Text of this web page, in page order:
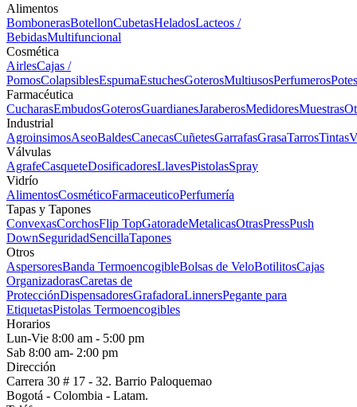
Alimentos
BombonerasBotellonCubetasHeladosLacteos /
BebidasMultifuncional
Cosmética
AirlesCajas /
PomosColapsiblesEspumaEstuchesGoterosMultiusosPerfumerosPotes
Farmacéutica
CucharasEmbudosGoterosGuardianesJaraberosMedidoresMuestras
Industrial
AgroinsimosAseoBaldesCanecasCuñetesGarrafasGrasaTarrosTintas
Válvulas
AgrafeCasqueteDosificadoresLlavesPistolasSpray
Vidrío
AlimentosCosméticoFarmaceuticoPerfumería
Tapas y Tapones
ConvexasCorchosFlip TopGatoradeMetalicasOtrasPressPush
DownSeguridadSencillaTapones
Otros
AspersoresBanda TermoencogibleBolsas de VeloBotilitosCajas
OrganizadorasCaretas de
ProtecciónDispensadoresGrafadoraLinnersPegante para
EtiquetasPistolas Termoencogibles
Horarios
Lun-Vie 8:00 am - 5:00 pm
Sab 8:00 am- 2:00 pm
Dirección
Carrera 30 # 17 - 32. Barrio Paloquemao
Bogotá - Colombia - Latam.